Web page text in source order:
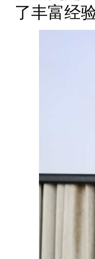
了丰富经验